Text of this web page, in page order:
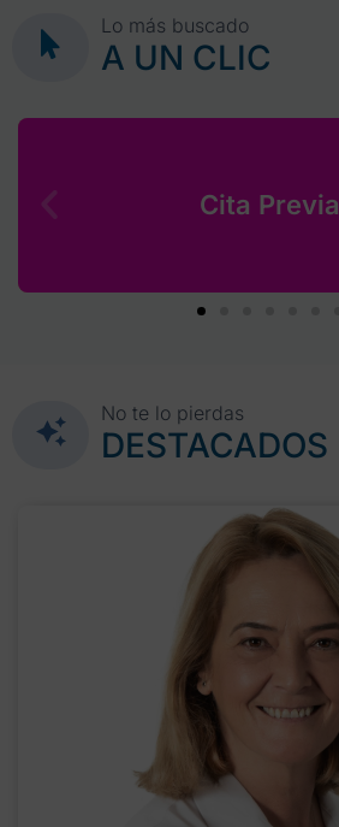
Lo más buscado
A UN CLIC
Cita Previa
No te lo pierdas
DESTACADOS